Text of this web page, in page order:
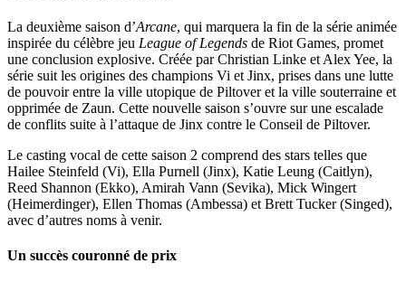
La deuxième saison d’Arcane, qui marquera la fin de la série animée
inspirée du célèbre jeu League of Legends de Riot Games, promet
une conclusion explosive. Créée par Christian Linke et Alex Yee, la
série suit les origines des champions Vi et Jinx, prises dans une lutte
de pouvoir entre la ville utopique de Piltover et la ville souterraine et
opprimée de Zaun. Cette nouvelle saison s’ouvre sur une escalade
de conflits suite à l’attaque de Jinx contre le Conseil de Piltover.
Le casting vocal de cette saison 2 comprend des stars telles que
Hailee Steinfeld (Vi), Ella Purnell (Jinx), Katie Leung (Caitlyn),
Reed Shannon (Ekko), Amirah Vann (Sevika), Mick Wingert
(Heimerdinger), Ellen Thomas (Ambessa) et Brett Tucker (Singed),
avec d’autres noms à venir.
Un succès couronné de prix